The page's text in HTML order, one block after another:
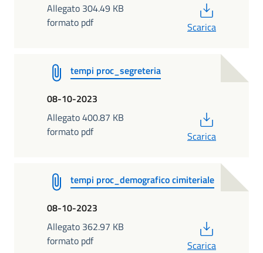
Allegato 304.49 KB
formato pdf
Scarica
tempi proc_segreteria
08-10-2023
Allegato 400.87 KB
formato pdf
Scarica
tempi proc_demografico cimiteriale
08-10-2023
Allegato 362.97 KB
formato pdf
Scarica